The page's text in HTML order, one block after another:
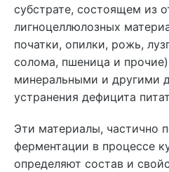
субстрате, состоящем из
лигноцеллюлозных
початки, опилки, рожь,
солома, пшеница и
минеральными и другими
устранения дефицита
Эти материалы, частично
ферментации в процессе
определяют состав и